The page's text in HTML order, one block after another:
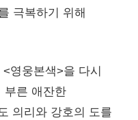
극복하기 위해
영웅본색>을 다시
부른 애잔한
의리와 강호의 도를